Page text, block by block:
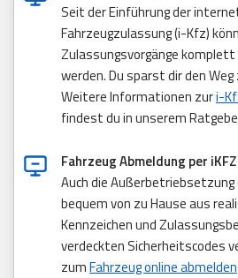
Seit der Einführung der
Fahrzeugzulassung (i-Kfz)
Zulassungsvorgänge
werden. Du sparst dir den
Weitere Informationen zuri-
findest du in unserem
Fahrzeug Abmeldung per
Auch die
bequem von zu Hause aus
Kennzeichen und
verdeckten Sicherheitscodes
zumFahrzeug online abmelden